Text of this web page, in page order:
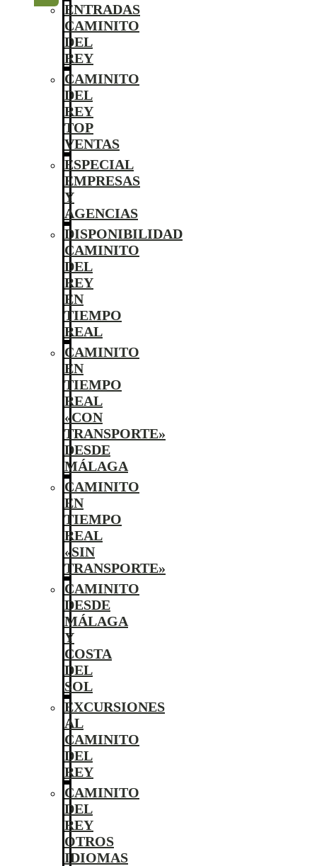
ENTRADAS
CAMINITO
DEL
REY
CAMINITO
DEL
REY
TOP
VENTAS
ESPECIAL
EMPRESAS
Y
AGENCIAS
DISPONIBILIDAD
CAMINITO
DEL
REY
EN
TIEMPO
REAL
CAMINITO
EN
TIEMPO
REAL
«CON
TRANSPORTE»
DESDE
MÁLAGA
CAMINITO
EN
TIEMPO
REAL
«SIN
TRANSPORTE»
CAMINITO
DESDE
MÁLAGA
Y
COSTA
DEL
SOL
EXCURSIONES
AL
CAMINITO
DEL
REY
CAMINITO
DEL
REY
OTROS
IDIOMAS